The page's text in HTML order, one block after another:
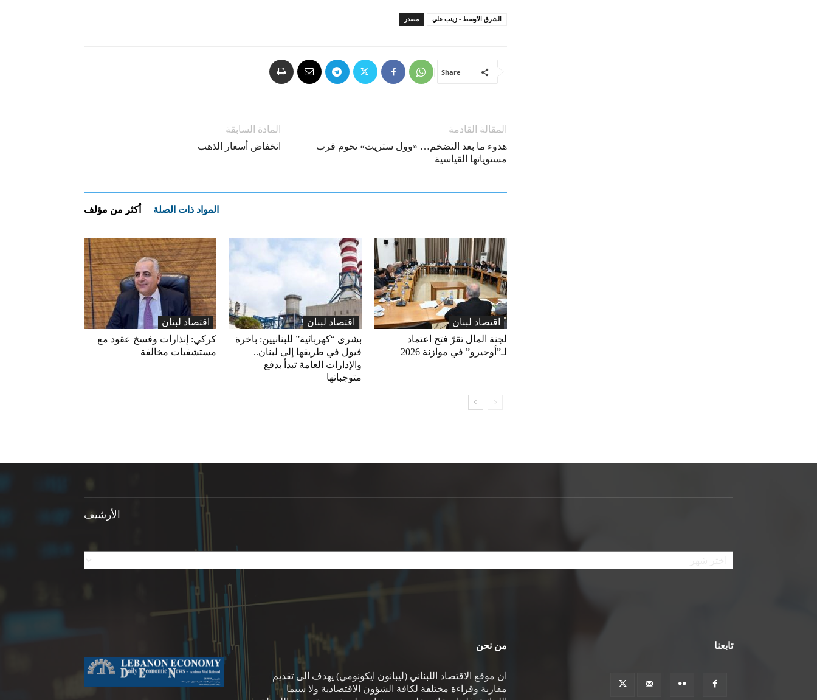
مصدر الشرق الأوسط - زينب علي
Share
المادة السابقة
انخفاض أسعار الذهب
المقالة القادمة
هدوء ما بعد التضخم… «وول ستريت» تحوم قرب
مستوياتها القياسية
المواد ذات الصلة أكثر من مؤلف
اقتصاد لبنان
كركي: إنذارات وفسخ عقود مع
مستشفيات مخالفة
اقتصاد لبنان
بشرى “كهربائية” للبنانيين: باخرة
فيول في طريقها إلى لبنان..
والإدارات العامة تبدأ بدفع
متوجباتها
اقتصاد لبنان
لجنة المال تقرّ فتح اعتماد
لـ”أوجيرو” في موازنة 2026
الأرشيف
الأرشيف
من نحن
ان موقع الاقتصاد اللبناني (ليبانون ايكونومي) يهدف الى تقديم
مقاربة وقراءة مختلفة لكافة الشؤون الاقتصادية ولا سيما
تابعنا